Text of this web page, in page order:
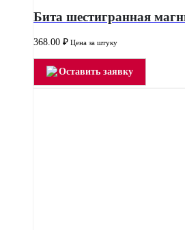
Бита шестигранная
368.00 ₽ Цена за штуку
Оставить заявку